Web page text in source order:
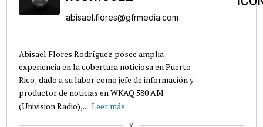
abisael.flores@gfrmedia.com
Abisael Flores Rodríguez posee amplia
experiencia en la cobertura noticiosa en Puerto
Rico; dado a su labor como jefe de información y
productor de noticias en WKAQ 580 AM
(Univision Radio),... Leer más